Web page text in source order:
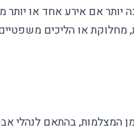
אם אירע אחד או יותר
מחלוקת או הליכים
המצלמות, בהתאם לנהלי